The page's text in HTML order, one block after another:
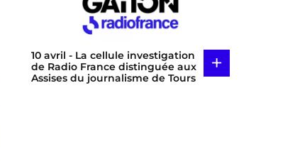
10 avril - La cellule investigation
de Radio France distinguée aux
Assises du journalisme de Tours
+